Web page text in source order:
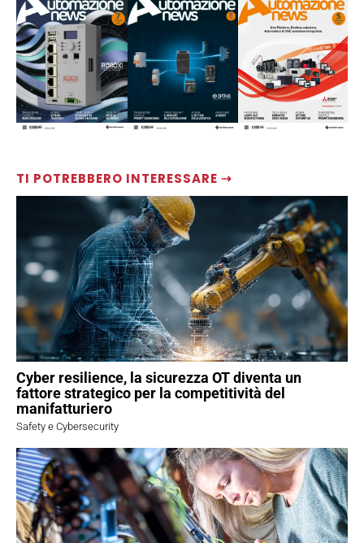
TI POTREBBERO INTERESSARE ⇢
Cyber resilience, la sicurezza OT diventa un
fattore strategico per la competitività del
manifatturiero
Safety e Cybersecurity